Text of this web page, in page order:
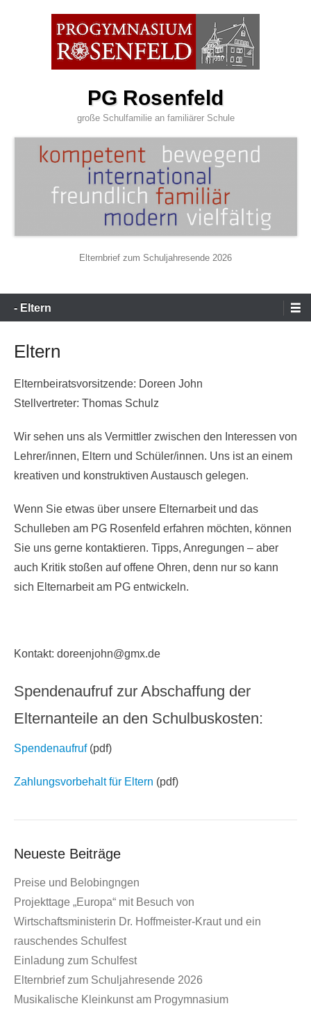
PG Rosenfeld
große Schulfamilie an familiärer Schule
Elternbrief zum Schuljahresende 2026
Primäres
Menü
- Eltern
Eltern
Elternbeiratsvorsitzende: Doreen John
Stellvertreter: Thomas Schulz
Wir sehen uns als Vermittler zwischen den Interessen von
Lehrer/innen, Eltern und Schüler/innen. Uns ist an einem
kreativen und konstruktiven Austausch gelegen.
Wenn Sie etwas über unsere Elternarbeit und das
Schulleben am PG Rosenfeld erfahren möchten, können
Sie uns gerne kontaktieren. Tipps, Anregungen – aber
auch Kritik stoßen auf offene Ohren, denn nur so kann
sich Elternarbeit am PG entwickeln.
Kontakt: doreenjohn@gmx.de
Spendenaufruf zur Abschaffung der
Elternanteile an den Schulbuskosten:
Spendenaufruf(pdf)
Zahlungsvorbehalt für Eltern (pdf)
Neueste Beiträge
Preise und Belobingngen
Projekttage „Europa“ mit Besuch von
Wirtschaftsministerin Dr. Hoffmeister-Kraut und ein
rauschendes Schulfest
Einladung zum Schulfest
Elternbrief zum Schuljahresende 2026
Musikalische Kleinkunst am Progymnasium